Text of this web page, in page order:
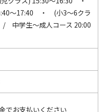
～17:40 ・ (小3～6クラ
中学生～成人コース 20:00
でお支払いください